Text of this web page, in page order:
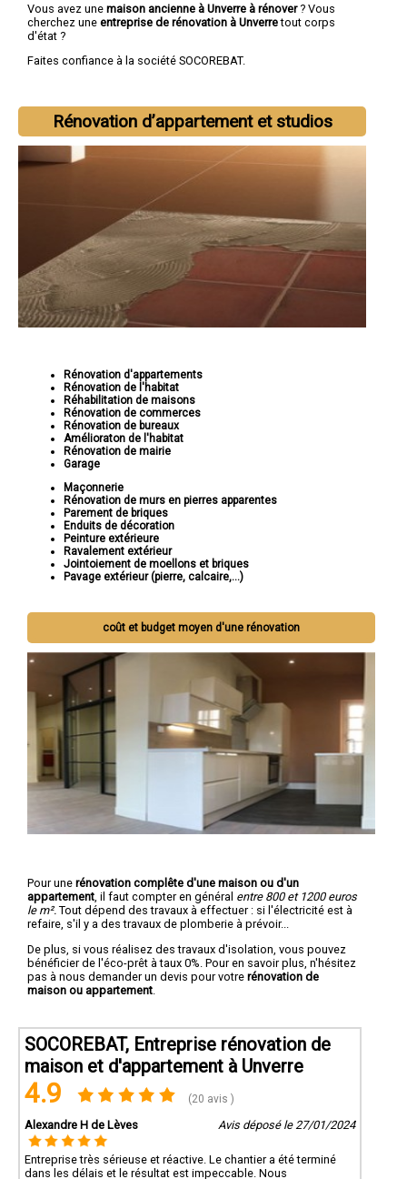
Vous avez une maison ancienne à Unverre à rénover? Vous
cherchez une entreprise de rénovation à Unverretout corps
d'état ?
Faites confiance à la société SOCOREBAT.
Rénovation d’appartement et studios
Rénovation d'appartements
Rénovation de l'habitat
Réhabilitation de maisons
Rénovation de commerces
Rénovation de bureaux
Amélioraton de l'habitat
Rénovation de mairie
Garage
Maçonnerie
Rénovation de murs en pierres apparentes
Parement de briques
Enduits de décoration
Peinture extérieure
Ravalement extérieur
Jointoiement de moellons et briques
Pavage extérieur (pierre, calcaire,...)
coût et budget moyen d'une rénovation
Pour une rénovation complête d'une maison ou d'un
appartement , il faut compter en général entre 800 et 1200 euros
le m². Tout dépend des travaux à effectuer : si l'électricité est à
refaire, s'il y a des travaux de plomberie à prévoir...
De plus, si vous réalisez des travaux d'isolation, vous pouvez
bénéficier de l'éco-prêt à taux 0%. Pour en savoir plus, n'hésitez
pas à nous demander un devis pour votre rénovation de
maison ou appartement
SOCOREBAT, Entreprise rénovation de
maison et d'appartement à Unverre
4.9 (20 avis )
Alexandre H de Lèves Avis déposé le 27/01/2024
Entreprise très sérieuse et réactive. Le chantier a été terminé
dans les délais et le résultat est impeccable. Nous